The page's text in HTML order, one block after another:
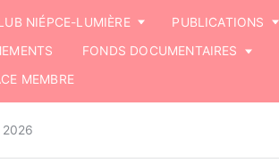
NIÉPCE-LUMIÈRE PUBLICATIONS
FONDS DOCUMENTAIRES
MEMBRE
2026